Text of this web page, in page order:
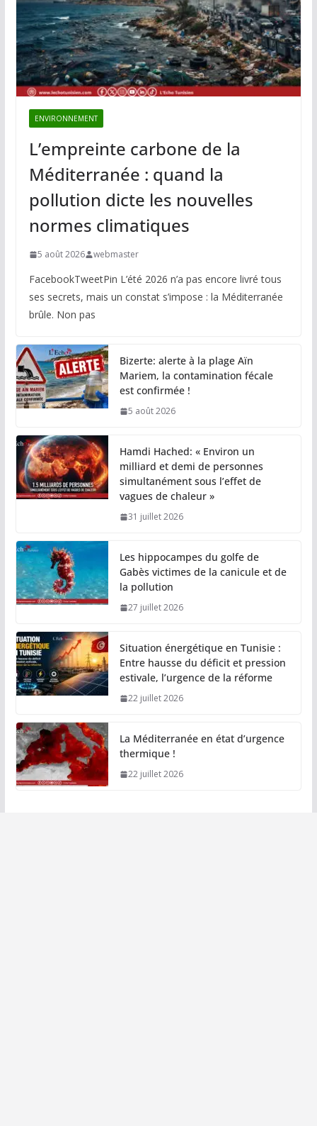
ENVIRONNEMENT
L’empreinte carbone de la
Méditerranée : quand la
pollution dicte les nouvelles
normes climatiques
5 août 2026 webmaster
FacebookTweetPin L’été 2026 n’a pas encore livré tous
ses secrets, mais un constat s’impose : la Méditerranée
brûle. Non pas
Bizerte: alerte à la plage Aïn
Mariem, la contamination fécale
est confirmée !
5 août 2026
Hamdi Hached: « Environ un
milliard et demi de personnes
simultanément sous l’effet de
vagues de chaleur »
31 juillet 2026
Les hippocampes du golfe de
Gabès victimes de la canicule et de
la pollution
27 juillet 2026
Situation énergétique en Tunisie :
Entre hausse du déficit et pression
estivale, l’urgence de la réforme
22 juillet 2026
La Méditerranée en état d’urgence
thermique !
22 juillet 2026